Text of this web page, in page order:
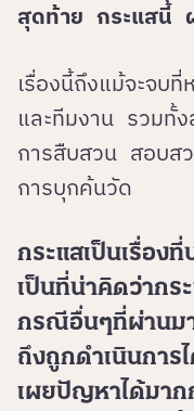
สุดท้าย กระแสนี้
เรื่องนี้ถึงแม้จะจบ
และทีมงาน รวมทั้ง
การสืบสวน สอบสว
การบุกค้นวัด
กระแสเป็นเรื่อง
เป็นที่น่าคิดว่ากร
กรณีอื่นๆที่ผ่านม
ถึงถูกดำเนินการ
เผยปัญหาได้มาก